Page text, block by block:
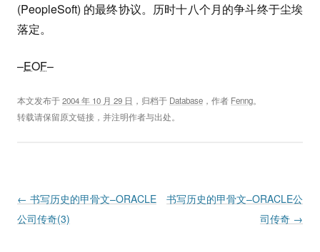
(PeopleSoft) 的最终协议。历时十八个月的争斗终于尘埃
落定。
–EOF–
本文发布于2004 年 10 月 29 日 ，归档于 Database ，作者 Fenng。
转载请保留原文链接，并注明作者与出处。
Post navigation
← 书写历史的甲骨文–ORACLE
公司传奇(3)
书写历史的甲骨文–ORACLE公
司传奇 →